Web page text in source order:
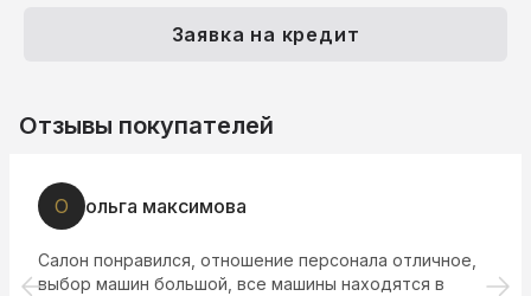
Заявка на кредит
Отзывы покупателей
О ольга максимова
Салон понравился, отношение персонала отличное,
выбор машин большой, все машины находятся в